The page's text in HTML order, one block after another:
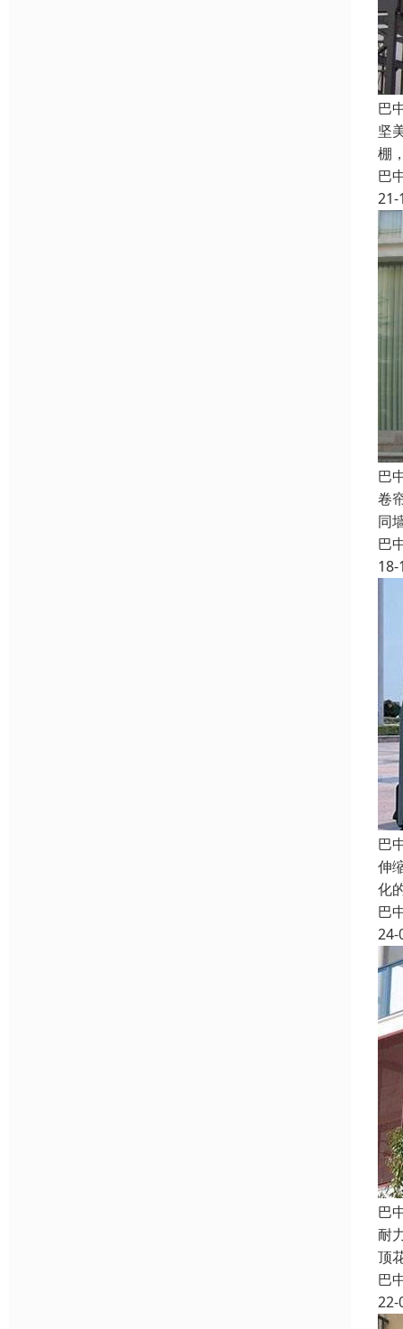
巴
坚
棚
巴
21-
巴
卷
同
巴
18-
巴
伸
化
巴
24-
巴
耐
顶
巴
22-